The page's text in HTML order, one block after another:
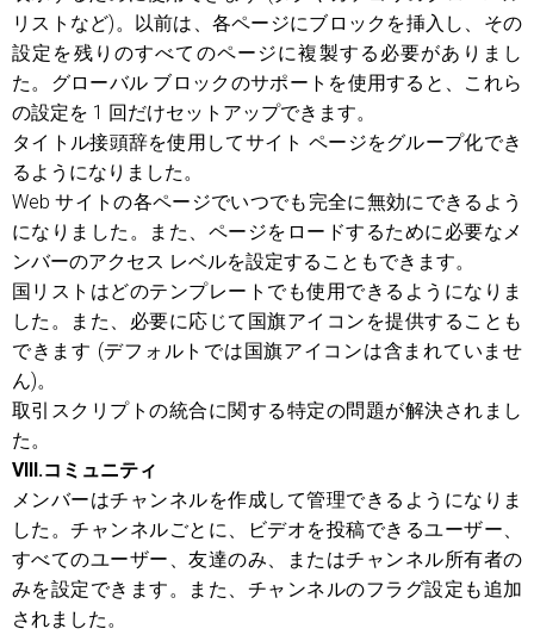
リストなど)。以前は、各ページにブロックを挿入し、その
設定を残りのすべてのページに複製する必要がありまし
た。グローバル ブロックのサポートを使用すると、これら
の設定を 1 回だけセットアップできます。
タイトル接頭辞を使用してサイト ページをグループ化でき
るようになりました。
Web サイトの各ページでいつでも完全に無効にできるよう
になりました。また、ページをロードするために必要なメ
ンバーのアクセス レベルを設定することもできます。
国リストはどのテンプレートでも使用できるようになりま
した。また、必要に応じて国旗アイコンを提供することも
できます (デフォルトでは国旗アイコンは含まれていませ
ん)。
取引スクリプトの統合に関する特定の問題が解決されまし
た。
VIII.コミュニティ
メンバーはチャンネルを作成して管理できるようになりま
した。チャンネルごとに、ビデオを投稿できるユーザー、
すべてのユーザー、友達のみ、またはチャンネル所有者の
みを設定できます。また、チャンネルのフラグ設定も追加
されました。